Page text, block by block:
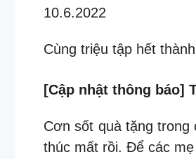
10.6.2022
Cùng triệu tập hết
[Cập nhật thông báo]
Cơn sốt quà tặng trong
thúc mất rồi. Để các